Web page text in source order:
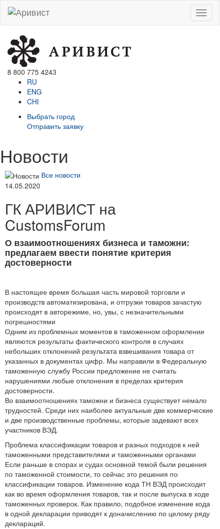
Menu
8 800 775 4243
RU
ENG
CHI
Выбрать город
Отправить заявку
Новости
Все новости
14.05.2020
ГК АРИВИСТ на
CustomsForum
О взаимоотношениях бизнеса и таможни:
предлагаем ввести понятие критерия
достоверности
В настоящее время большая часть мировой торговли и
производств автоматизирована, и отгрузки товаров зачастую
происходят в авторежиме, но, увы, с незначительными
погрешностями
Одним из проблемных моментов в таможенном оформлении
являются результаты фактического контроля в случаях
небольших отклонений результата взвешивания товара от
указанных в документах цифр. Мы направили в Федеральную
таможенную службу России предложение не считать
нарушениями любые отклонения в пределах критерия
достоверности.
Во взаимоотношениях таможни и бизнеса существует немало
трудностей. Среди них наиболее актуальные две коммерческие
и две производственные проблемы, которые задевают всех
участников ВЭД.
Проблема классификации товаров и разных подходов к ней
таможенными представителями и таможенными органами
Если раньше в спорах и судах основной темой были решения
по таможенной стоимости, то сейчас это решения по
классификации товаров. Изменение кода ТН ВЭД происходит
как во время оформления товаров, так и после выпуска в ходе
таможенных проверок. Как правило, подобное изменение кода
в одной декларации приводят к доначислению по целому ряду
деклараций.